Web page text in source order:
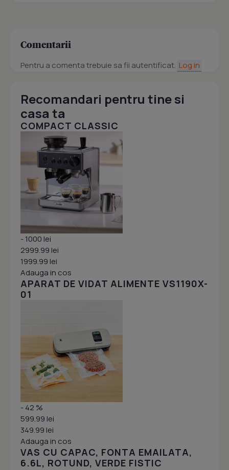
Comentarii
Pentru a comenta trebuie sa fii autentificat. Log in
Recomandari pentru tine si
casa ta
COMPACT CLASSIC
- 1000 lei
2999.99 lei
1999.99 lei
Adauga in cos
APARAT DE VIDAT ALIMENTE VS1190X-
01
- 42 %
599.99 lei
349.99 lei
Adauga in cos
VAS CU CAPAC, FONTA EMAILATA,
6.6L, ROTUND, VERDE FISTIC